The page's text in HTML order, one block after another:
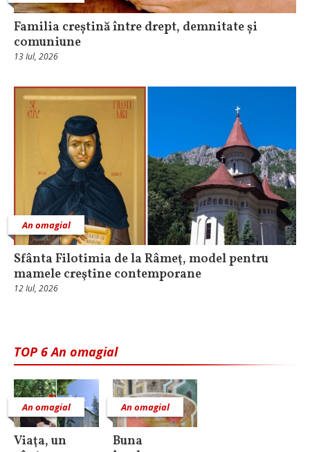
Familia creștină între drept, demnitate și
comuniune
13 Iul, 2026
An omagial
Sfânta Filotimia de la Râmeţ, model pentru
mamele creştine contemporane
12 Iul, 2026
TOP 6 An omagial
An omagial
Viaţa, un
An omagial
Buna